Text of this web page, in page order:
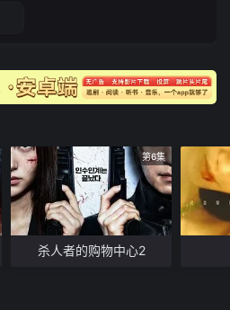
第6集
杀人者的购物中心2